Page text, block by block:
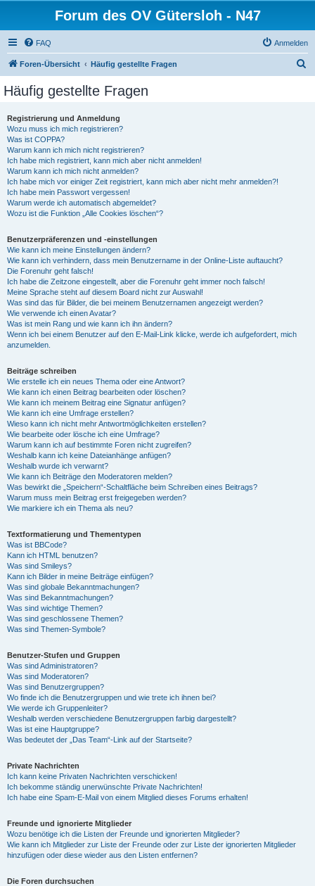
Forum des OV Gütersloh - N47
FAQ Anmelden
Foren-Übersicht Häufig gestellte Fragen
Häufig gestellte Fragen
Registrierung und Anmeldung
Wozu muss ich mich registrieren?
Was ist COPPA?
Warum kann ich mich nicht registrieren?
Ich habe mich registriert, kann mich aber nicht anmelden!
Warum kann ich mich nicht anmelden?
Ich habe mich vor einiger Zeit registriert, kann mich aber nicht mehr anmelden?!
Ich habe mein Passwort vergessen!
Warum werde ich automatisch abgemeldet?
Wozu ist die Funktion „Alle Cookies löschen“?
Benutzerpräferenzen und -einstellungen
Wie kann ich meine Einstellungen ändern?
Wie kann ich verhindern, dass mein Benutzername in der Online-Liste auftaucht?
Die Forenuhr geht falsch!
Ich habe die Zeitzone eingestellt, aber die Forenuhr geht immer noch falsch!
Meine Sprache steht auf diesem Board nicht zur Auswahl!
Was sind das für Bilder, die bei meinem Benutzernamen angezeigt werden?
Wie verwende ich einen Avatar?
Was ist mein Rang und wie kann ich ihn ändern?
Wenn ich bei einem Benutzer auf den E-Mail-Link klicke, werde ich aufgefordert, mich
anzumelden.
Beiträge schreiben
Wie erstelle ich ein neues Thema oder eine Antwort?
Wie kann ich einen Beitrag bearbeiten oder löschen?
Wie kann ich meinem Beitrag eine Signatur anfügen?
Wie kann ich eine Umfrage erstellen?
Wieso kann ich nicht mehr Antwortmöglichkeiten erstellen?
Wie bearbeite oder lösche ich eine Umfrage?
Warum kann ich auf bestimmte Foren nicht zugreifen?
Weshalb kann ich keine Dateianhänge anfügen?
Weshalb wurde ich verwarnt?
Wie kann ich Beiträge den Moderatoren melden?
Was bewirkt die „Speichern“-Schaltfläche beim Schreiben eines Beitrags?
Warum muss mein Beitrag erst freigegeben werden?
Wie markiere ich ein Thema als neu?
Textformatierung und Thementypen
Was ist BBCode?
Kann ich HTML benutzen?
Was sind Smileys?
Kann ich Bilder in meine Beiträge einfügen?
Was sind globale Bekanntmachungen?
Was sind Bekanntmachungen?
Was sind wichtige Themen?
Was sind geschlossene Themen?
Was sind Themen-Symbole?
Benutzer-Stufen und Gruppen
Was sind Administratoren?
Was sind Moderatoren?
Was sind Benutzergruppen?
Wo finde ich die Benutzergruppen und wie trete ich ihnen bei?
Wie werde ich Gruppenleiter?
Weshalb werden verschiedene Benutzergruppen farbig dargestellt?
Was ist eine Hauptgruppe?
Was bedeutet der „Das Team“-Link auf der Startseite?
Private Nachrichten
Ich kann keine Privaten Nachrichten verschicken!
Ich bekomme ständig unerwünschte Private Nachrichten!
Ich habe eine Spam-E-Mail von einem Mitglied dieses Forums erhalten!
Freunde und ignorierte Mitglieder
Wozu benötige ich die Listen der Freunde und ignorierten Mitglieder?
Wie kann ich Mitglieder zur Liste der Freunde oder zur Liste der ignorierten Mitglieder
hinzufügen oder diese wieder aus den Listen entfernen?
Die Foren durchsuchen